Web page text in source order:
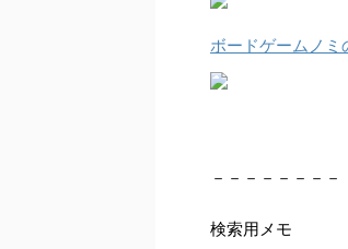
ボードゲームノ
－－－－－－－－
検索用メモ